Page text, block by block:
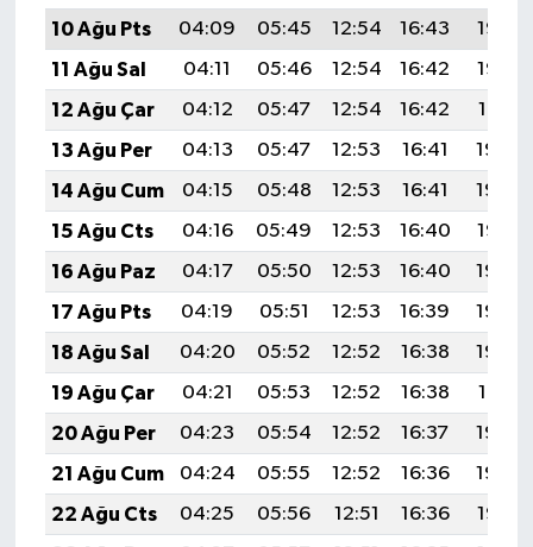
10 Ağu Pts
04:09 05:45 12:54 16:43
19:53
11 Ağu Sal
04:11 05:46 12:54 16:42
19:52
12 Ağu Çar
04:12 05:47 12:54 16:42
19:51
13 Ağu Per
04:13 05:47 12:53 16:41
19:49
14 Ağu Cum
04:15 05:48 12:53 16:41
19:48
15 Ağu Cts
04:16 05:49 12:53 16:40
19:47
16 Ağu Paz
04:17 05:50 12:53 16:40
19:45
17 Ağu Pts
04:19 05:51 12:53 16:39
19:44
18 Ağu Sal
04:20 05:52 12:52 16:38
19:43
19 Ağu Çar
04:21 05:53 12:52 16:38
19:41
20 Ağu Per
04:23 05:54 12:52 16:37
19:40
21 Ağu Cum
04:24 05:55 12:52 16:36
19:39
22 Ağu Cts
04:25 05:56 12:51 16:36
19:37
YEREL
BÖLGEDEN
BİLİM TEKNOLOJİ
ASAYİŞ
SEÇİM 2015
ÇEVRE
BİLİM VE TEKNOLOJİ
YARIŞMALAR
TANITIM